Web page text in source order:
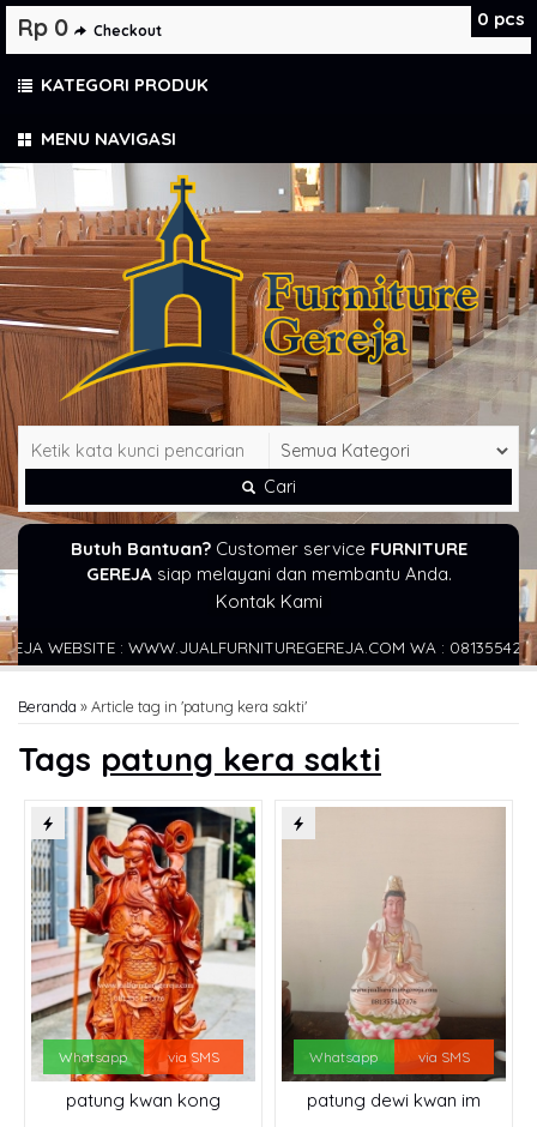
MENU NAVIGASI
Cari
Butuh Bantuan?Customer service FURNITURE
GEREJAsiap melayani dan membantu Anda.
Kontak Kami
WEBSITE : WWW.JUALFURNITUREGEREJA.COM WA : 081355427376
Beranda »Article tag in 'patung kera sakti'
Tags patung kera sakti
Whatsapp via SMS
patung kwan kong
Whatsapp via SMS
patung dewi kwan im
0 pcs
Rp 0 Checkout
KATEGORI PRODUK